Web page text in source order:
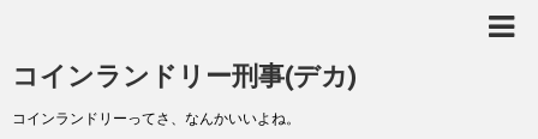
コインランドリー刑事(デカ)
コインランドリーってさ、なんかいいよね。